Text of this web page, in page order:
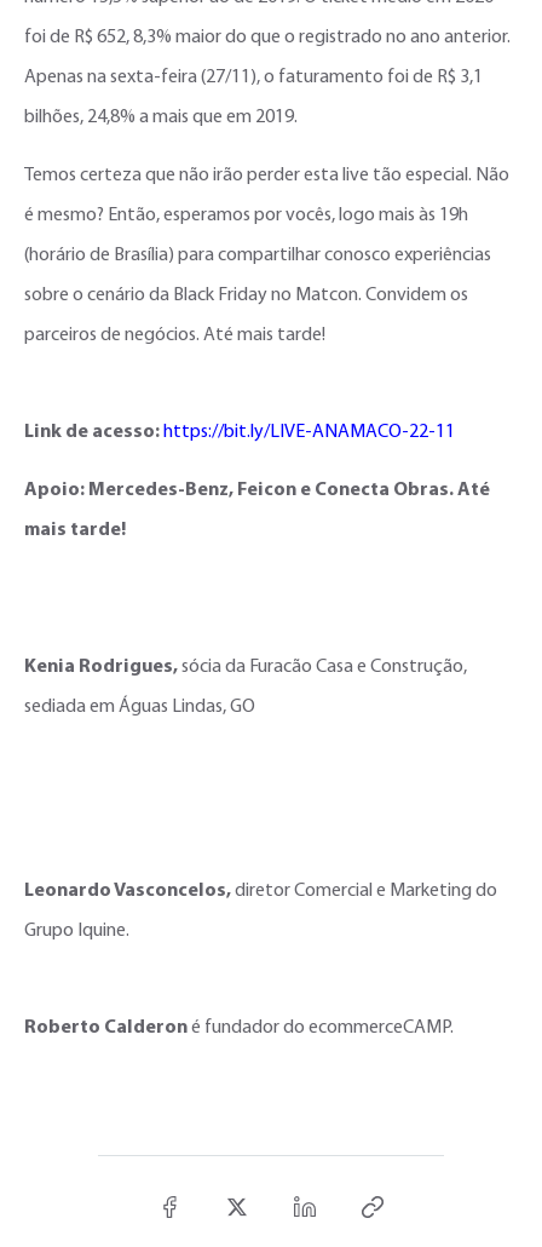
foi de R$ 652, 8,3% maior do que o registrado no ano anterior.
Apenas na sexta-feira (27/11), o faturamento foi de R$ 3,1
bilhões, 24,8% a mais que em 2019.
Temos certeza que não irão perder esta live tão especial. Não
é mesmo? Então, esperamos por vocês, logo mais às 19h
(horário de Brasília) para compartilhar conosco experiências
sobre o cenário da Black Friday no Matcon. Convidem os
parceiros de negócios. Até mais tarde!
Link de acesso: https://bit.ly/LIVE-ANAMACO-22-11
Apoio: Mercedes-Benz, Feicon e Conecta Obras. Até
mais tarde!
Kenia Rodrigues,sócia da Furacão Casa e Construção,
sediada em Águas Lindas, GO
Leonardo Vasconcelos,diretor Comercial e Marketing do
Grupo Iquine.
Roberto Calderoné fundador do ecommerceCAMP.